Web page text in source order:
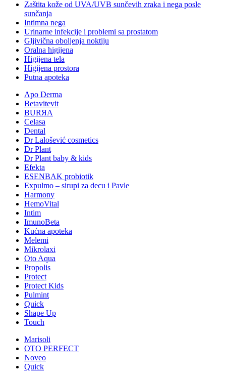
Zaštita kože od UVA/UVB sunčevih zraka i nega posle
sunčanja
Intimna nega
Urinarne infekcije i problemi sa prostatom
Gljivična oboljenja noktiju
Oralna higijena
Higijena tela
Higijena prostora
Putna apoteka
Apo Derma
Betavitevit
BURЯA
Celasa
Dental
Dr Lalošević cosmetics
Dr Plant
Dr Plant baby & kids
Efekta
ESENBAK probiotik
Expulmo – sirupi za decu i Pavle
Harmony
HemoVital
Intim
ImunoBeta
Kućna apoteka
Melemi
Mikrolaxi
Oto Aqua
Propolis
Protect
Protect Kids
Pulmint
Quick
Shape Up
Touch
Marisoli
OTO PERFECT
Noveo
Quick